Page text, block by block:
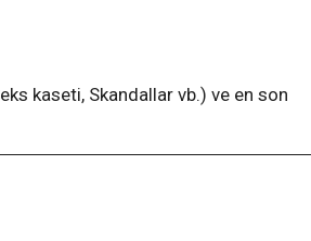
kaseti, Skandallar vb.) ve en son